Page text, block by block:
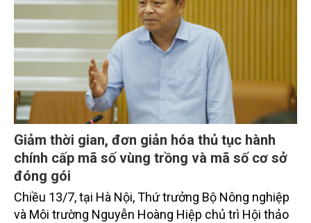
Giảm thời gian, đơn giản hóa thủ tục hành
chính cấp mã số vùng trồng và mã số cơ sở
đóng gói
Chiều 13/7, tại Hà Nội, Thứ trưởng Bộ Nông nghiệp
và Môi trường Nguyễn Hoàng Hiệp chủ trì Hội thảo